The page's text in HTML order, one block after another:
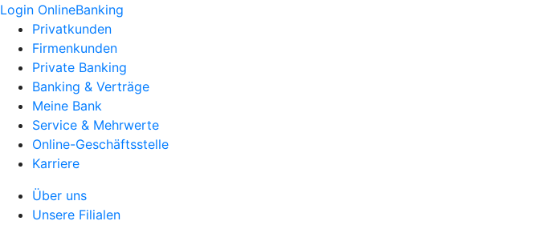
Login OnlineBanking
Privatkunden
Firmenkunden
Private Banking
Banking & Verträge
Meine Bank
Service & Mehrwerte
Online-Geschäftsstelle
Karriere
Über uns
Unsere Filialen